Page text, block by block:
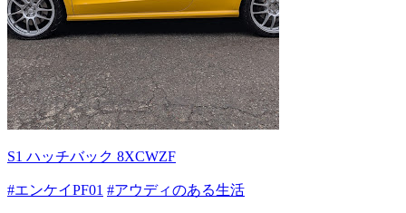
S1 ハッチバック 8XCWZF
#エンケイPF01 #アウディのある生活